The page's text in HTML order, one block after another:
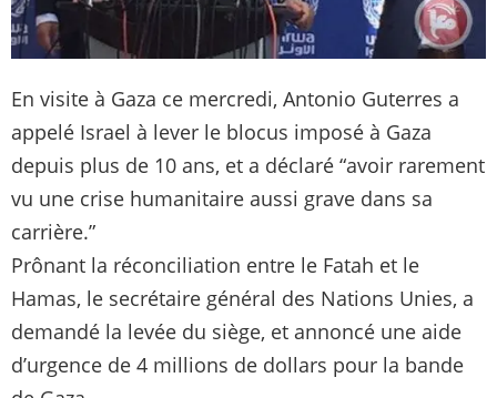
En visite à Gaza ce mercredi, Antonio Guterres a
appelé Israel à lever le blocus imposé à Gaza
depuis plus de 10 ans, et a déclaré “avoir rarement
vu une crise humanitaire aussi grave dans sa
carrière.”
Prônant la réconciliation entre le Fatah et le
Hamas, le secrétaire général des Nations Unies, a
demandé la levée du siège, et annoncé une aide
d’urgence de 4 millions de dollars pour la bande